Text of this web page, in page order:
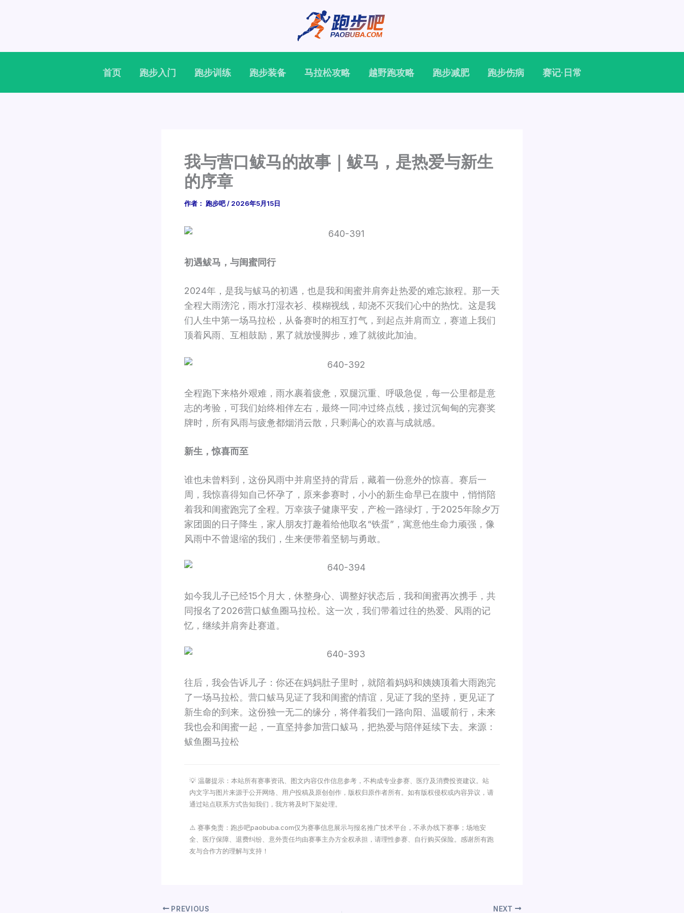
容
首页
跑步入门 跑步训练 跑步装备 马拉松攻略 越野跑攻略 跑步减肥 跑步伤病 赛记·日常
我与营口鲅马的故事｜鲅马，是热爱与新生
的序章
作者： 跑步吧/ 2026年5月15日
初遇鲅马，与闺蜜同行
2024年，是我与鲅马的初遇，也是我和闺蜜并肩奔赴热爱的难忘旅程。那一天
全程大雨滂沱，雨水打湿衣衫、模糊视线，却浇不灭我们心中的热忱。这是我
们人生中第一场马拉松，从备赛时的相互打气，到起点并肩而立，赛道上我们
顶着风雨、互相鼓励，累了就放慢脚步，难了就彼此加油。
全程跑下来格外艰难，雨水裹着疲惫，双腿沉重、呼吸急促，每一公里都是意
志的考验，可我们始终相伴左右，最终一同冲过终点线，接过沉甸甸的完赛奖
牌时，所有风雨与疲惫都烟消云散，只剩满心的欢喜与成就感。
新生，惊喜而至
谁也未曾料到，这份风雨中并肩坚持的背后，藏着一份意外的惊喜。赛后一
周，我惊喜得知自己怀孕了，原来参赛时，小小的新生命早已在腹中，悄悄陪
着我和闺蜜跑完了全程。万幸孩子健康平安，产检一路绿灯，于2025年除夕万
家团圆的日子降生，家人朋友打趣着给他取名“铁蛋”，寓意他生命力顽强，像
风雨中不曾退缩的我们，生来便带着坚韧与勇敢。
如今我儿子已经15个月大，休整身心、调整好状态后，我和闺蜜再次携手，共
同报名了2026营口鲅鱼圈马拉松。这一次，我们带着过往的热爱、风雨的记
忆，继续并肩奔赴赛道。
往后，我会告诉儿子：你还在妈妈肚子里时，就陪着妈妈和姨姨顶着大雨跑完
了一场马拉松。营口鲅马见证了我和闺蜜的情谊，见证了我的坚持，更见证了
新生命的到来。这份独一无二的缘分，将伴着我们一路向阳、温暖前行，未来
我也会和闺蜜一起，一直坚持参加营口鲅马，把热爱与陪伴延续下去。来源：
鲅鱼圈马拉松
💡 温馨提示：本站所有赛事资讯、图文内容仅作信息参考，不构成专业参赛、医疗及消费投资建议。站
内文字与图片来源于公开网络、用户投稿及原创创作，版权归原作者所有。如有版权侵权或内容异议，请
通过站点联系方式告知我们，我方将及时下架处理。
⚠️ 赛事免责：跑步吧paobuba.com仅为赛事信息展示与报名推广技术平台，不承办线下赛事；场地安
全、医疗保障、退费纠纷、意外责任均由赛事主办方全权承担，请理性参赛、自行购买保险。感谢所有跑
友与合作方的理解与支持！
PREVIOUS NEXT